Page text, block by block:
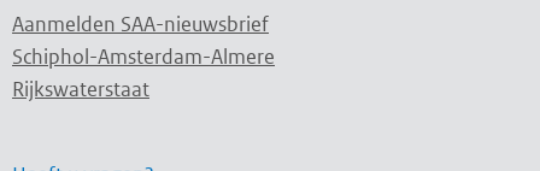
Aanmelden SAA-nieuwsbrief
Schiphol-Amsterdam-Almere
Rijkswaterstaat